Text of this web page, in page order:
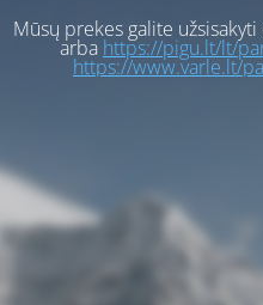
Mūsų prekes galite užsisakyti
arba https://pigu.lt/lt/
https://www.varle.lt/